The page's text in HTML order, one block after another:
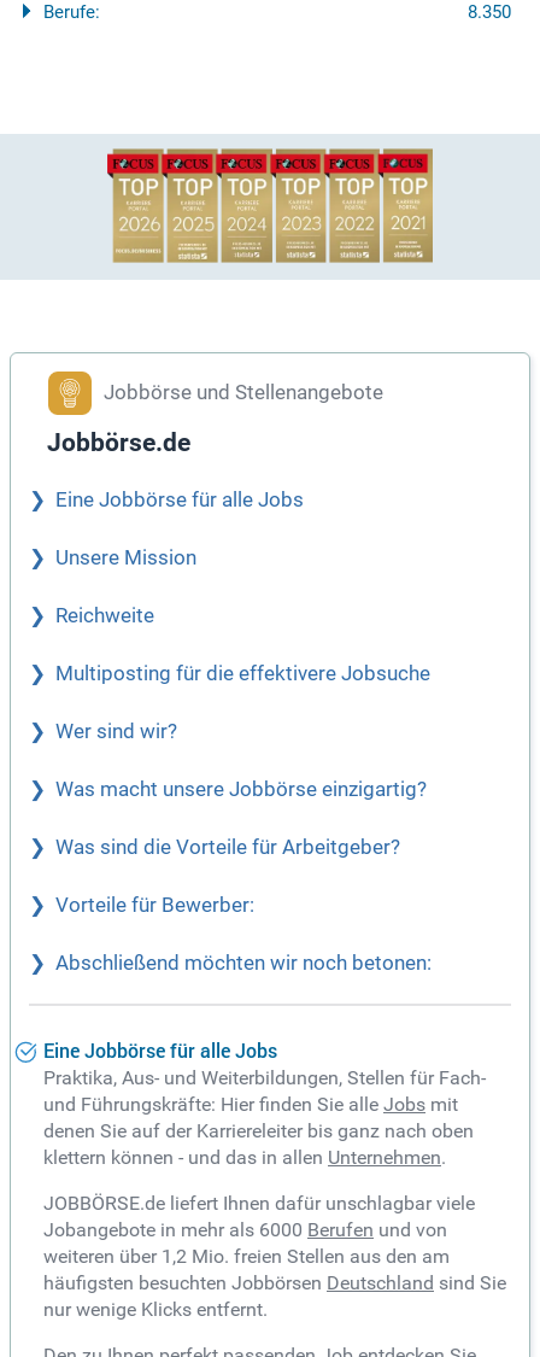
Berufe: 8.350
Jobbörse und Stellenangebote
Jobbörse.de
Eine Jobbörse für alle Jobs
Unsere Mission
Reichweite
Multiposting für die effektivere Jobsuche
Wer sind wir?
Was macht unsere Jobbörse einzigartig?
Was sind die Vorteile für Arbeitgeber?
Vorteile für Bewerber:
Abschließend möchten wir noch betonen:
Eine Jobbörse für alle Jobs
Praktika, Aus- und Weiterbildungen, Stellen für Fach-
und Führungskräfte: Hier finden Sie alle Jobs mit
denen Sie auf der Karriereleiter bis ganz nach oben
klettern können - und das in allen Unternehmen.
JOBBÖRSE.de liefert Ihnen dafür unschlagbar viele
Jobangebote in mehr als 6000 Berufen und von
weiteren über 1,2 Mio. freien Stellen aus den am
häufigsten besuchten Jobbörsen Deutschland sind Sie
nur wenige Klicks entfernt.